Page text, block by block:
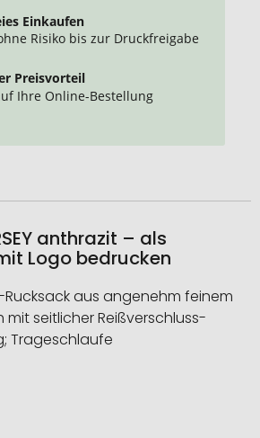
Einkaufen
Risiko bis zur Druckfreigabe
Preisvorteil
Ihre Online-Bestellung
anthrazit – als
Logo bedrucken
aus angenehm feinem
seitlicher Reißverschluss-
Trageschlaufe